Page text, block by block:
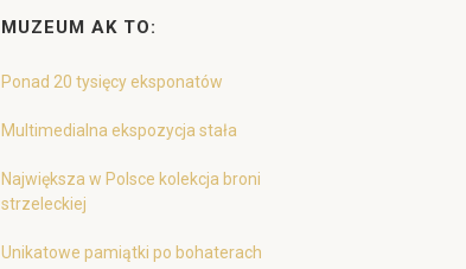
MUZEUM AK TO:
Ponad 20 tysięcy eksponatów
Multimedialna ekspozycja stała
Największa w Polsce kolekcja broni
strzeleckiej
Unikatowe pamiątki po bohaterach